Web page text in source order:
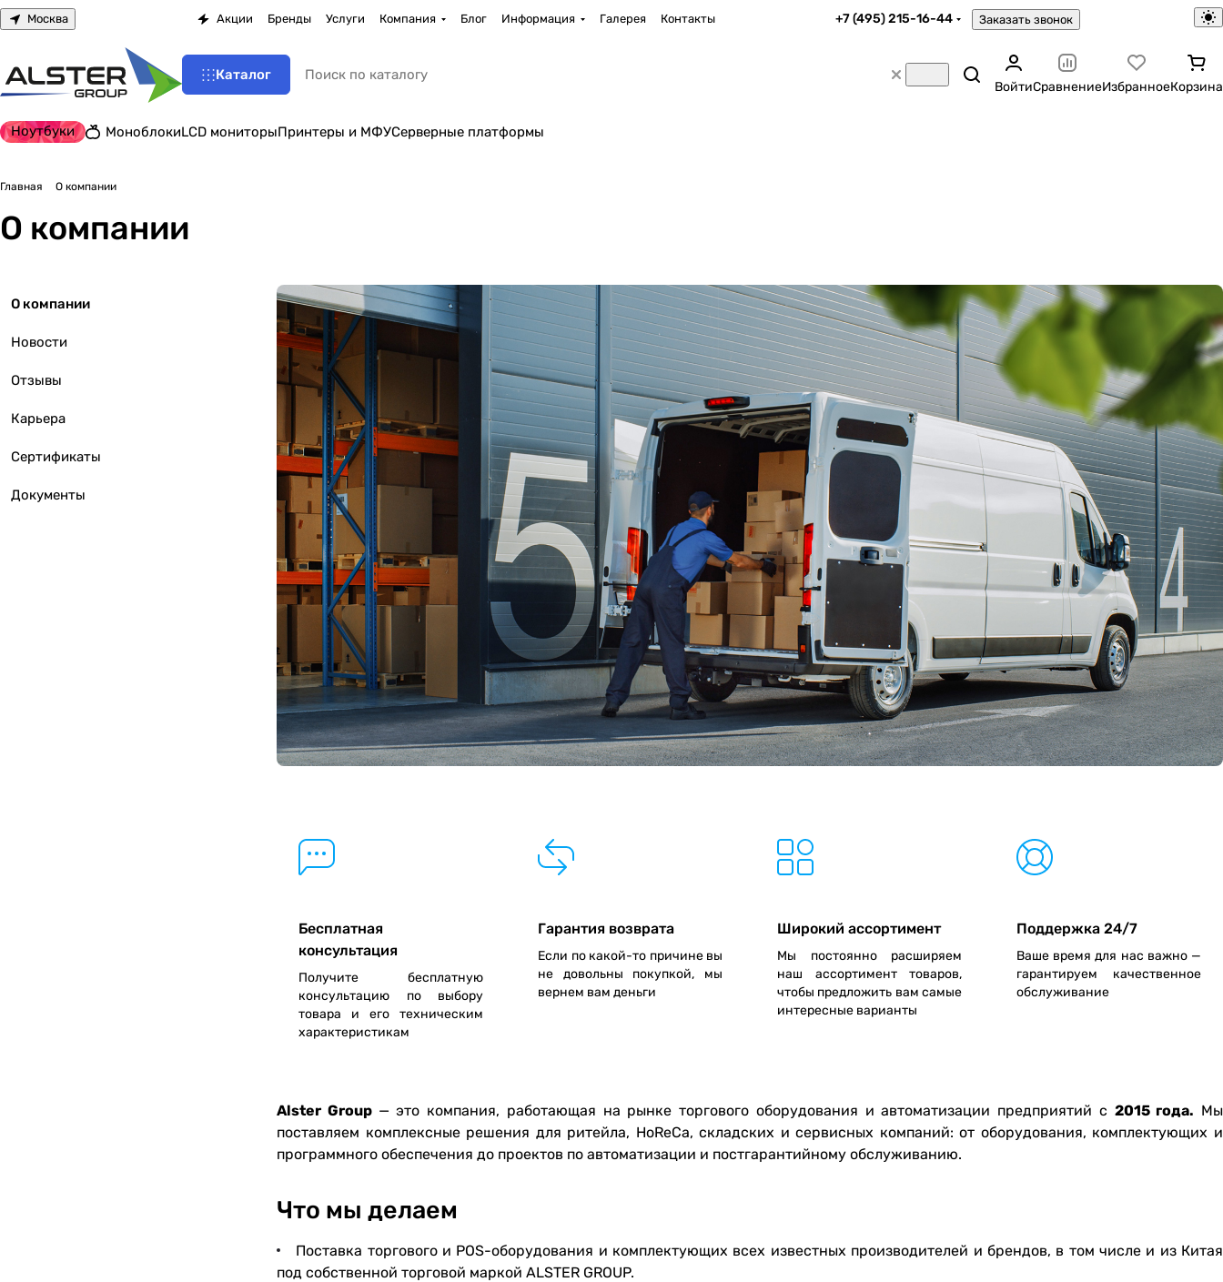
Москва Акции Бренды Услуги Компания Блог Информация Галерея Контакты +7 (495) 215-16-44 Заказать звонок
Каталог
ВойтиСравнениеИзбранноеКорзина
Ноутбуки МоноблокиLCD мониторыПринтеры и МФУСерверные платформы
Главная О компании
О компании
Бесплатная
консультация
Получите бесплатную
консультацию по выбору
товара и его техническим
характеристикам
Гарантия возврата
Если по какой-то причине вы
не довольны покупкой, мы
вернем вам деньги
Широкий ассортимент
Мы постоянно расширяем
наш ассортимент товаров,
чтобы предложить вам самые
интересные варианты
Поддержка 24/7
Ваше время для нас важно —
гарантируем качественное
обслуживание
Alster Group — это компания, работающая на рынке торгового оборудования и автоматизации предприятий с 2015 года. Мы
поставляем комплексные решения для ритейла, HoReCa, складских и сервисных компаний: от оборудования, комплектующих и
программного обеспечения до проектов по автоматизации и постгарантийному обслуживанию.
Что мы делаем
Поставка торгового и POS-оборудования и комплектующих всех известных производителей и брендов, в том числе и из Китая
под собственной торговой маркой ALSTER GROUP.
О компании
Новости
Отзывы
Карьера
Сертификаты
Документы